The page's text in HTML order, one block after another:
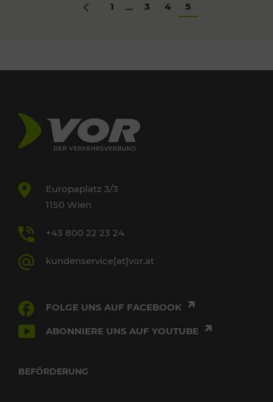
Zurück
1 ... 3 4 5
Europaplatz 3/3
1150 Wien
+43 800 22 23 24
kundenservice[at]vor.at
FOLGE UNS AUF FACEBOOK
ABONNIERE UNS AUF YOUTUBE
BEFÖRDERUNG